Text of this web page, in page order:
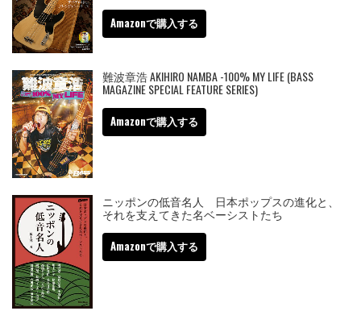
Amazonで購入する
難波章浩 AKIHIRO NAMBA -100% MY LIFE (BASS
MAGAZINE SPECIAL FEATURE SERIES)
Amazonで購入する
ニッポンの低音名人 日本ポップスの進化と、
それを支えてきた名ベーシストたち
Amazonで購入する